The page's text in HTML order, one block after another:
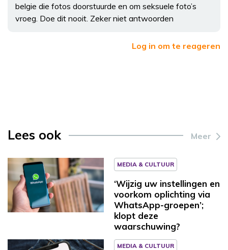
belgie die fotos doorstuurde en om seksuele foto’s
vroeg. Doe dit nooit. Zeker niet antwoorden
Log in om te reageren
Lees ook Meer
MEDIA & CULTUUR
‘Wijzig uw instellingen en
voorkom oplichting via
WhatsApp-groepen’;
klopt deze
waarschuwing?
MEDIA & CULTUUR